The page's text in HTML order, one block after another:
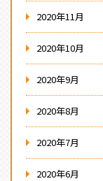
2020年11月
2020年10月
2020年9月
2020年8月
2020年7月
2020年6月